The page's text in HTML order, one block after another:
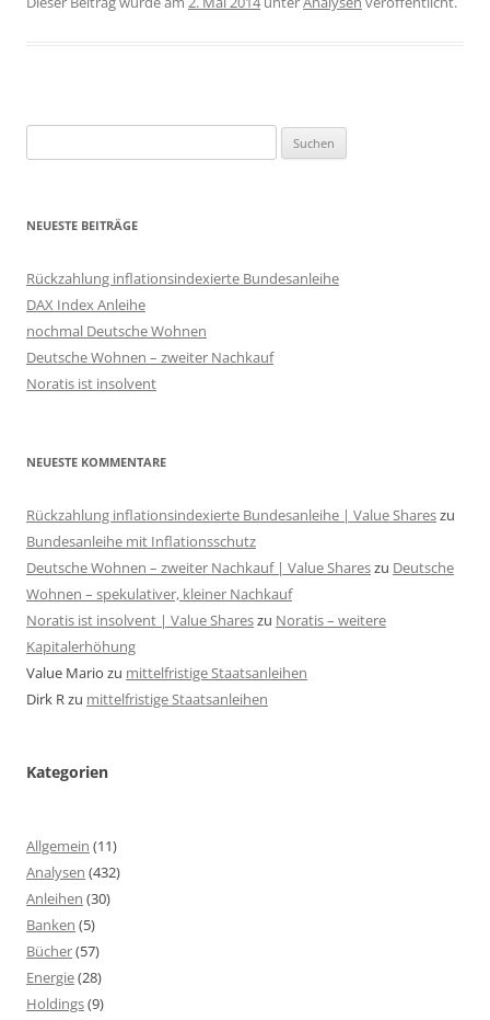
nach:
NEUESTE BEITRÄGE
Rückzahlung inflationsindexierte Bundesanleihe
DAX Index Anleihe
nochmal Deutsche Wohnen
Deutsche Wohnen – zweiter Nachkauf
Noratis ist insolvent
NEUESTE KOMMENTARE
Rückzahlung inflationsindexierte Bundesanleihe | Value Shareszu
Bundesanleihe mit Inflationsschutz
Deutsche Wohnen – zweiter Nachkauf | Value Shareszu Deutsche
Wohnen – spekulativer, kleiner Nachkauf
Noratis ist insolvent | Value Shareszu Noratis – weitere
Kapitalerhöhung
Value Mario zu mittelfristige Staatsanleihen
Dirk Rzu mittelfristige Staatsanleihen
Kategorien
Allgemein (11)
Analysen (432)
Anleihen (30)
Banken (5)
Bücher(57)
Energie(28)
Holdings(9)